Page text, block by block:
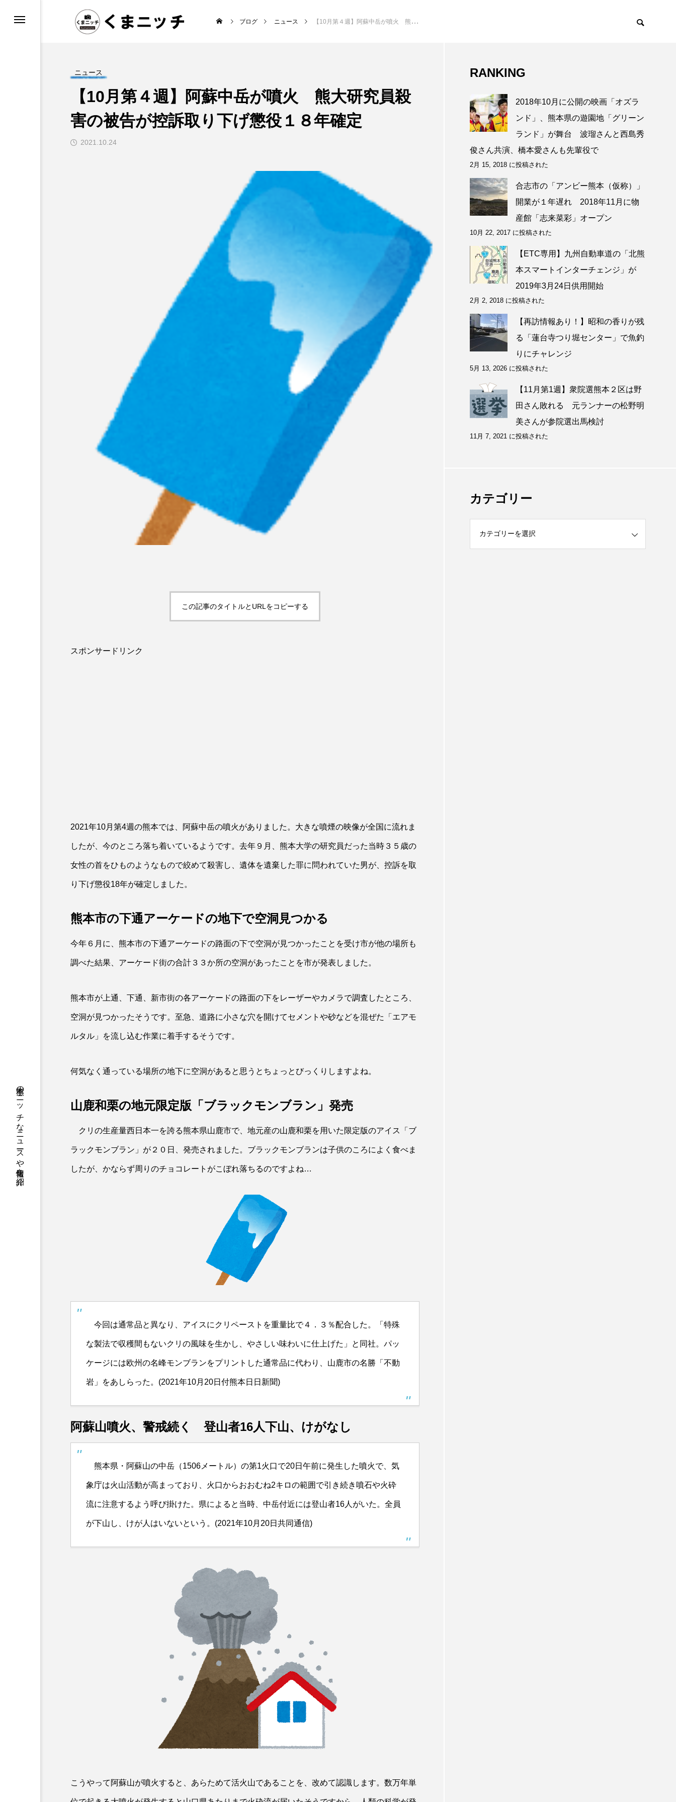
熊本のニッチなニュースや情報を紹介
ブログ ニュース 【10月第４週】阿蘇中岳が噴火 熊大研究員殺害の被告が控訴取り下げ懲役１８年確定
ニュース
【10月第４週】阿蘇中岳が噴火 熊大研究員殺
害の被告が控訴取り下げ懲役１８年確定
2021.10.24
この記事のタイトルとURLをコピーする
スポンサードリンク
2021年10月第4週の熊本では、阿蘇中岳の噴火がありました。大きな噴煙の映像が全国に流れま
したが、今のところ落ち着いているようです。去年９月、熊本大学の研究員だった当時３５歳の
女性の首をひものようなもので絞めて殺害し、遺体を遺棄した罪に問われていた男が、控訴を取
り下げ懲役18年が確定しました。
熊本市の下通アーケードの地下で空洞見つかる
今年６月に、熊本市の下通アーケードの路面の下で空洞が見つかったことを受け市が他の場所も
調べた結果、アーケード街の合計３３か所の空洞があったことを市が発表しました。
熊本市が上通、下通、新市街の各アーケードの路面の下をレーザーやカメラで調査したところ、
空洞が見つかったそうです。至急、 道路に小さな穴を開けてセメントや砂などを混ぜた「エアモ
ルタル」を流し込む作業に着手するそうです。
何気なく通っている場所の地下に空洞があると思うとちょっとびっくりしますよね。
山鹿和栗の地元限定版「ブラックモンブラン」発売
クリの生産量西日本一を誇る熊本県山鹿市で、地元産の山鹿和栗を用いた限定版のアイス「ブ
ラックモンブラン」が２０日、発売されました。ブラックモンブランは子供のころによく食べま
したが、かならず周りのチョコレートがこぼれ落ちるのですよね…
今回は通常品と異なり、アイスにクリペーストを重量比で４．３％配合した。「特殊
な製法で収穫間もないクリの風味を生かし、やさしい味わいに仕上げた」と同社。パッ
ケージには欧州の名峰モンブランをプリントした通常品に代わり、山鹿市の名勝「不動
岩」をあしらった。(2021年10月20日付熊本日日新聞)
阿蘇山噴火、警戒続く 登山者16人下山、けがなし
熊本県・阿蘇山の中岳（1506メートル）の第1火口で20日午前に発生した噴火で、気
象庁は火山活動が高まっており、火口からおおむね2キロの範囲で引き続き噴石や火砕
流に注意するよう呼び掛けた。県によると当時、中岳付近には登山者16人がいた。全員
が下山し、けが人はいないという。(2021年10月20日共同通信)
こうやって阿蘇山が噴火すると、あらためて活火山であることを、改めて認識します。数万年単
RANKING
2018年10月に公開の映画「オズラ
ンド」、熊本県の遊園地「グリーン
ランド」が舞台 波瑠さんと西島秀
俊さん共演、橋本愛さんも先輩役で
2月 15, 2018 に投稿された
合志市の「アンビー熊本（仮称）」
開業が１年遅れ 2018年11月に物
産館「志来菜彩」オープン
10月 22, 2017 に投稿された
【ETC専用】九州自動車道の「北熊
本スマートインターチェンジ」が
2019年3月24日供用開始
2月 2, 2018 に投稿された
【再訪情報あり！】昭和の香りが残
る「蓮台寺つり堀センター」で魚釣
りにチャレンジ
5月 13, 2026 に投稿された
【11月第1週】衆院選熊本２区は野
田さん敗れる 元ランナーの松野明
美さんが参院選出馬検討
11月 7, 2021 に投稿された
カテゴリー